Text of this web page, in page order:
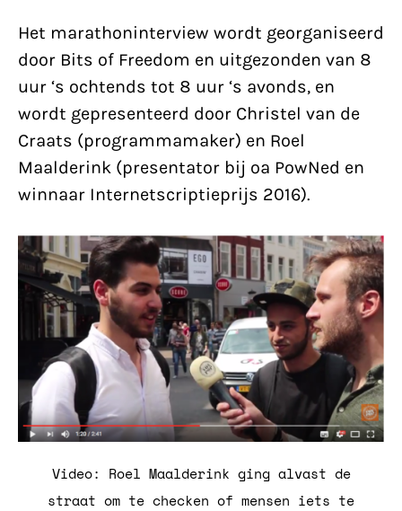
Het marathoninterview wordt georganiseerd
door Bits of Freedom en uitgezonden van 8
uur ‘s ochtends tot 8 uur ‘s avonds, en
wordt gepresenteerd door Christel van de
Craats (programmamaker) en Roel
Maalderink (presentator bij oa PowNed en
winnaar Internetscriptieprijs 2016).
Video: Roel Maalderink ging alvast de
straat om te checken of mensen iets te